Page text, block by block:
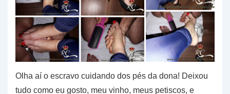
Olha aí o escravo cuidando dos pés da dona! Deixou
tudo como eu gosto, meu vinho, meus petiscos, e